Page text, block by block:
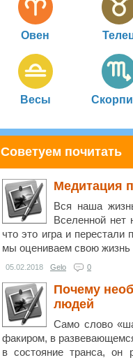
Овен
Весы
Советуем почитать
Медитация
Вся наша
Вселенной
что это игра и перестали
мы оцениваем свою жизнь
05.02.2018 Gelo 0
Почему
людей
Само слово
факиром, в
в состояние транса, он